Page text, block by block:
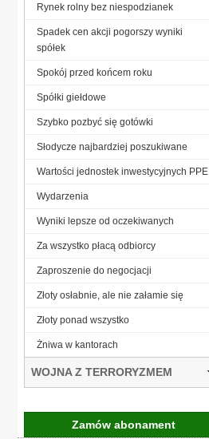
Rynek rolny bez niespodzianek
Spadek cen akcji pogorszy wyniki
spółek
Spokój przed końcem roku
Spółki giełdowe
Szybko pozbyć się gotówki
Słodycze najbardziej poszukiwane
Wartości jednostek inwestycyjnych PPE
Wydarzenia
Wyniki lepsze od oczekiwanych
Za wszystko płacą odbiorcy
Zaproszenie do negocjacji
Złoty osłabnie, ale nie załamie się
Złoty ponad wszystko
Żniwa w kantorach
WOJNA Z TERRORYZMEM
Zamów abonament